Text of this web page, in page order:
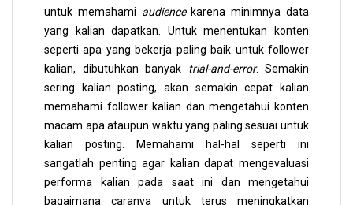
untuk memahami audiencekarena minimnya data
yang kalian dapatkan. Untuk menentukan konten
seperti apa yang bekerja paling baik untuk follower
kalian, dibutuhkan banyak trial-and-error. Semakin
sering kalian posting, akan semakin cepat kalian
memahami follower kalian dan mengetahui konten
macam apa ataupun waktu yang paling sesuai untuk
kalian posting. Memahami hal-hal seperti ini
sangatlah penting agar kalian dapat mengevaluasi
performa kalian pada saat ini dan mengetahui
bagaimana caranya untuk terus meningkatkan